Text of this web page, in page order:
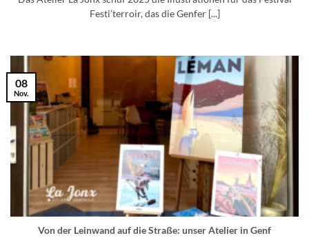
Festi’terroir, das die Genfer [...]
Von der Leinwand auf die Straße: unser Atelier in Genf
08
Nov.